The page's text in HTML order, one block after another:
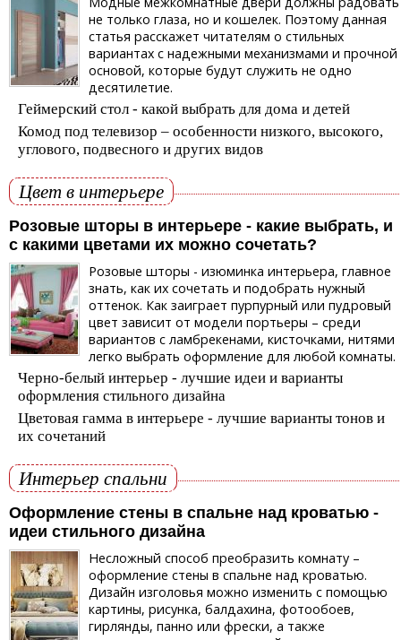
не только глаза, но и кошелек. Поэтому данная
статья расскажет читателям о стильных
вариантах с надежными механизмами и прочной
основой, которые будут служить не одно
десятилетие.
Геймерский стол - какой выбрать для дома и детей
Комод под телевизор – особенности низкого, высокого,
углового, подвесного и других видов
Цвет в интерьере
Розовые шторы в интерьере - какие выбрать, и
с какими цветами их можно сочетать?
Розовые шторы - изюминка интерьера, главное
знать, как их сочетать и подобрать нужный
оттенок. Как заиграет пурпурный или пудровый
цвет зависит от модели портьеры – среди
вариантов с ламбрекенами, кисточками, нитями
легко выбрать оформление для любой комнаты.
Черно-белый интерьер - лучшие идеи и варианты
оформления стильного дизайна
Цветовая гамма в интерьере - лучшие варианты тонов и
их сочетаний
Интерьер спальни
Оформление стены в спальне над кроватью -
идеи стильного дизайна
Несложный способ преобразить комнату –
оформление стены в спальне над кроватью.
Дизайн изголовья можно изменить с помощью
картины, рисунка, балдахина, фотообоев,
гирлянды, панно или фрески, а также